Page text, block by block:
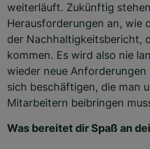
weiterläuft. Zukünftig
Herausforderungen an, wie
der Nachhaltigkeitsbericht,
kommen. Es wird also nie
wieder neue
sich beschäftigen, die man
Mitarbeitern beibringen
Was bereitet dir Spaß an